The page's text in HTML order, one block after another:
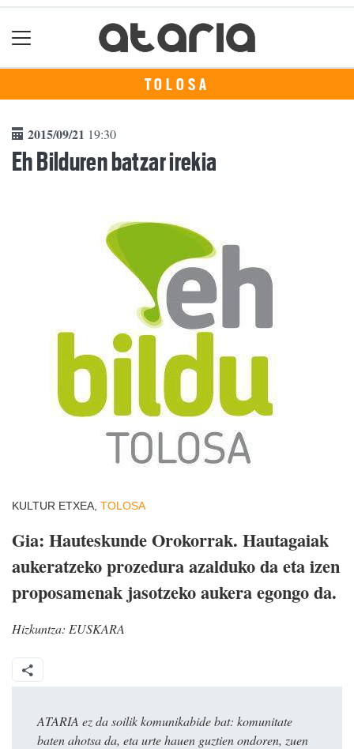
TOLOSA
2015/09/21 19:30
Eh Bilduren batzar irekia
KULTUR ETXEA, TOLOSA
Gia: Hauteskunde Orokorrak. Hautagaiak
aukeratzeko prozedura azalduko da eta izen
proposamenak jasotzeko aukera egongo da.
Hizkuntza: EUSKARA
ATARIA ez da soilik komunikabide bat: komunitate
baten ahotsa da, eta urte hauen guztien ondoren, zuen